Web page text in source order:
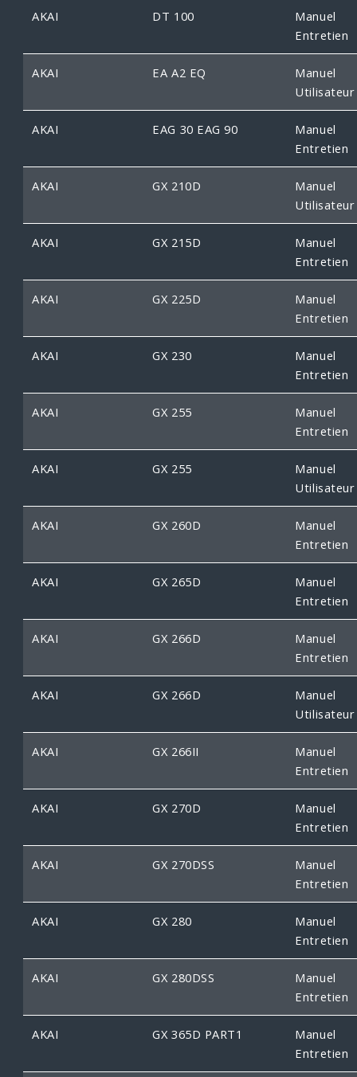
AKAI DT 100
Manuel
Entretien
AKAI EA A2 EQ
Manuel
Utilisateur
AKAI EAG 30 EAG 90
Manuel
Entretien
AKAI GX 210D
Manuel
Utilisateur
AKAI GX 215D
Manuel
Entretien
AKAI GX 225D
Manuel
Entretien
AKAI GX 230
Manuel
Entretien
AKAI GX 255
Manuel
Entretien
AKAI GX 255
Manuel
Utilisateur
AKAI GX 260D
Manuel
Entretien
AKAI GX 265D
Manuel
Entretien
AKAI GX 266D
Manuel
Entretien
AKAI GX 266D
Manuel
Utilisateur
AKAI GX 266II
Manuel
Entretien
AKAI GX 270D
Manuel
Entretien
AKAI GX 270DSS
Manuel
Entretien
AKAI GX 280
Manuel
Entretien
AKAI GX 280DSS
Manuel
Entretien
AKAI GX 365D PART1
Manuel
Entretien